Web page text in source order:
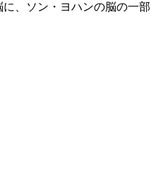
、ソン・ヨハンの脳の一部